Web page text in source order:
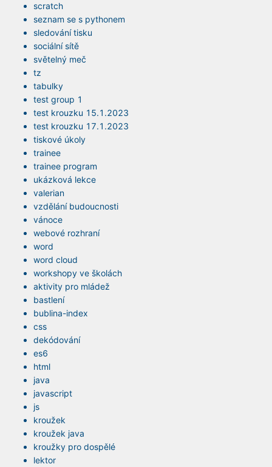
scratch
seznam se s pythonem
sledování tisku
sociální sítě
světelný meč
tz
tabulky
test group 1
test krouzku 15.1.2023
test krouzku 17.1.2023
tiskové úkoly
trainee
trainee program
ukázková lekce
valerian
vzdělání budoucnosti
vánoce
webové rozhraní
word
word cloud
workshopy ve školách
aktivity pro mládež
bastlení
bublina-index
css
dekódování
es6
html
java
javascript
js
kroužek
kroužek java
kroužky pro dospělé
lektor